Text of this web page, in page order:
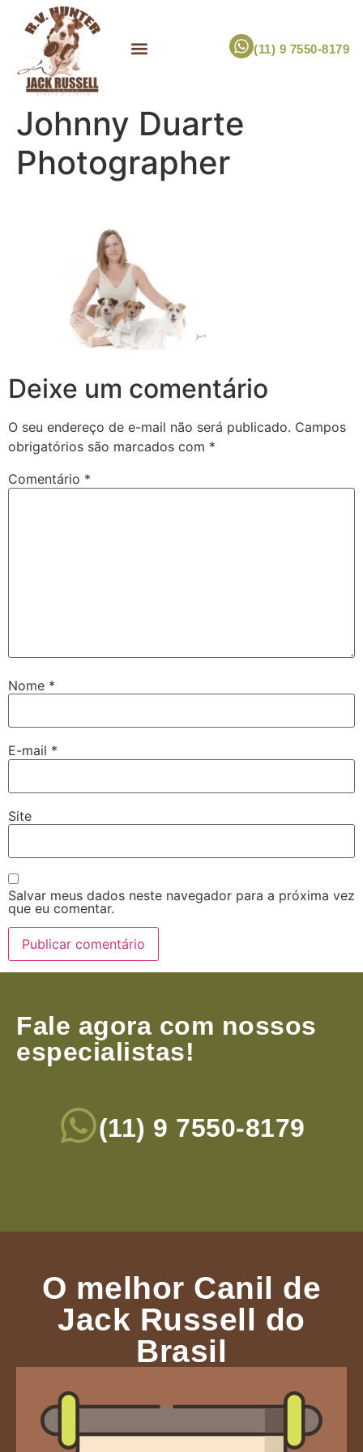
(11) 9 7550-8179
Johnny Duarte
Photographer
Deixe um comentário
O seu endereço de e-mail não será publicado. Campos
obrigatórios são marcados com *
Comentário *
Nome *
E-mail *
Site
Salvar meus dados neste navegador para a próxima vez
que eu comentar.
Fale agora com nossos
especialistas!
(11) 9 7550-8179
O melhor Canil de
Jack Russell do
Brasil